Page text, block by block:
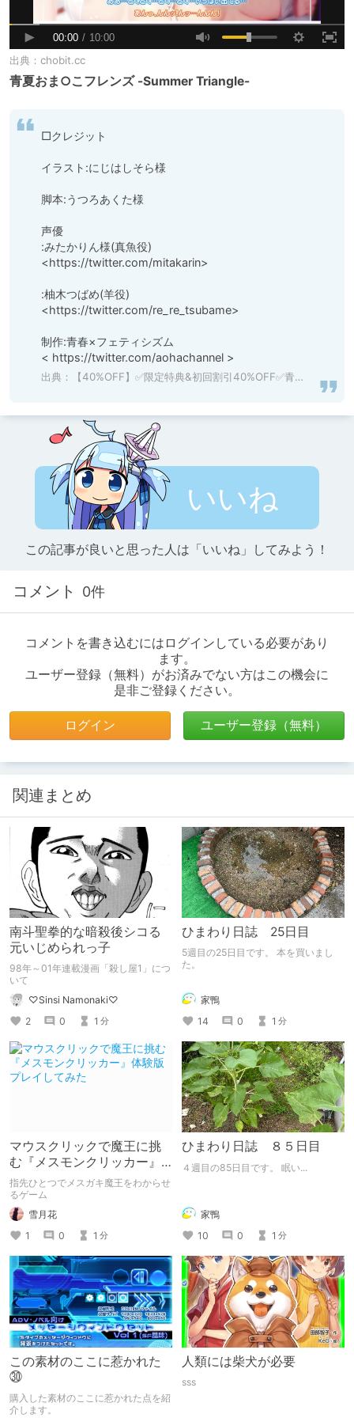
出典： chobit.cc
青夏おま○こフレンズ -Summer Triangle-
□クレジット
イラスト:にじはしそら様
脚本:うつろあくた様
声優
:みたかりん様(真魚役)
<https://twitter.com/mitakarin>
:柚木つばめ(羊役)
<https://twitter.com/re_re_tsubame>
制作:青春×フェティシズム
< https://twitter.com/aohachannel >
出典： 【40%OFF】✅限定特典&初回割引40%OFF✅青夏おま○こフレンズ -Summer Triangle- [青春×フェティシズム] | DLsite 同人 - R18
いいね
この記事が良いと思った人は「いいね」してみよう！
コメント 0件
コメントを書き込むにはログインしている必要があり
ます。
ユーザー登録（無料）がお済みでない方はこの機会に
是非ご登録ください。
ログイン ユーザー登録（無料）
関連まとめ
南斗聖拳的な暗殺後シコる
元いじめられっ子
98年～01年連載漫画「殺し屋1」につ
いて
♡Sinsi Namonaki♡
2
0 1 分
ひまわり日誌 25日目
5週目の25日目です。 本を買いまし
た。
家鴨
14
0 1 分
マウスクリックで魔王に挑
む『メスモンクリッカー』
体験版プレイしてみた
指先ひとつでメスガキ魔王をわからせ
るゲーム
雪月花
1
0 1 分
ひまわり日誌 ８５日目
４週目の85日目です。 眠い...
家鴨
10
0 1 分
この素材のここに惹かれた
㉚
購入した素材のここに惹かれた点を紹
介します。
人類には柴犬が必要
sss